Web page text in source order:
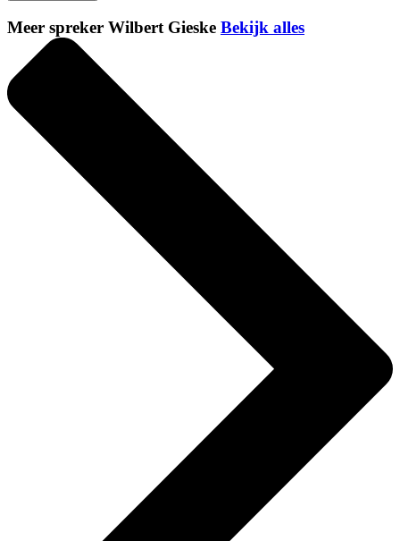
Meer spreker Wilbert Gieske Bekijk alles